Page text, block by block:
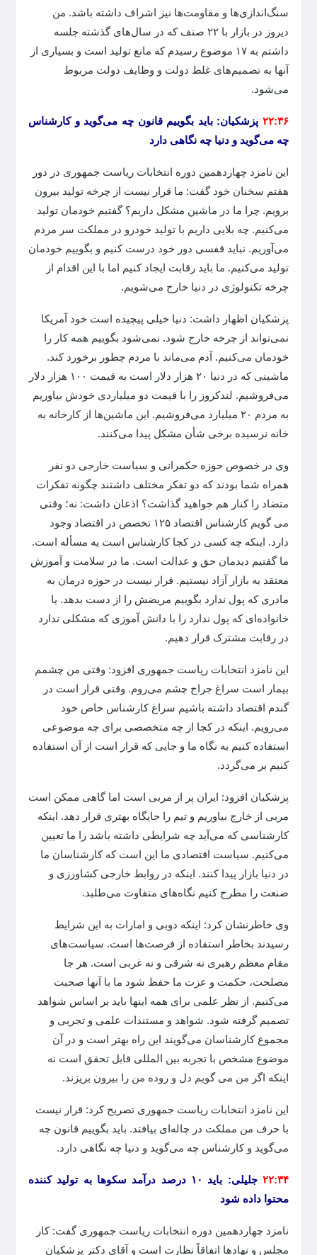
سنگ‌اندازی‌ها و مقاومت‌ها نیز اشراف داشته باشد. من
دیروز در بازار با ۲۲ صنف که در سال‌های گذشته جلسه
داشتم به ۱۷ موضوع رسیدم که مانع تولید است و بسیاری از
آنها به تصمیم‌های غلط دولت و وظایف دولت مربوط
می‌شود.
۲۲:۳۶ پزشکیان: باید بگوییم قانون چه می‌گوید و کارشناس
چه می‌گوید و دنیا چه نگاهی دارد
این نامزد چهاردهمین دوره انتخابات ریاست جمهوری در دور
هفتم سخنان خود گفت: ما قرار نیست از چرخه تولید بیرون
برویم. چرا ما در ماشین مشکل داریم؟ گفتیم خودمان تولید
می‌کنیم. چه بلایی داریم با تولید خودرو در مملکت سر مردم
می‌آوریم. نباید قفسی دور خود درست کنیم و بگوییم خودمان
تولید می‌کنیم. ما باید رقابت ایجاد کنیم اما با این اقدام از
چرخه تکنولوژی در دنیا خارج می‌شویم.
پزشکیان اظهار داشت: دنیا خیلی پیچیده است خود آمریکا
نمی‌تواند از چرخه خارج شود. نمی‌شود بگوییم همه کار را
خودمان می‌کنیم. آدم می‌ماند با مردم چطور برخورد کند.
ماشینی که در دنیا ۲۰ هزار دلار است به قیمت ۱۰۰ هزار دلار
می‌فروشیم. لندکروز را با قیمت دو میلیاردی خودش بیاوریم
به مردم ۲۰ میلیارد می‌فروشیم. این ماشین‌ها از کارخانه به
خانه نرسیده برخی شأن مشکل پیدا می‌کنند.
وی در خصوص حوزه حکمرانی و سیاست خارجی دو نفر
همراه شما بودند که دو تفکر مختلف داشتند چگونه تفکرات
متضاد را کنار هم خواهید گذاشت؟ اذعان داشت: نه؛ وقتی
می گویم کارشناس اقتصاد ۱۲۵ تخصص در اقتصاد وجود
دارد. اینکه چه کسی در کجا کارشناس است یه مسأله است.
ما گفتیم دیدمان حق و عدالت است. ما در سلامت و آموزش
معتقد به بازار آزاد نیستیم. قرار نیست در حوزه درمان به
مادری که پول ندارد بگوییم مریضش را از دست بدهد. یا
خانواده‌ای که پول ندارد را با دانش آموزی که مشکلی ندارد
در رقابت مشترک قرار دهیم.
این نامزد انتخابات ریاست جمهوری افزود: وقتی من چشمم
بیمار است سراغ جراح چشم می‌روم. وقتی قرار است در
گندم اقتصاد داشته باشیم سراغ کارشناس خاص خود
می‌رویم. اینکه در کجا از چه متخصصی برای چه موضوعی
استفاده کنیم به نگاه ما و جایی که قرار است از آن استفاده
کنیم بر می‌گردد.
پزشکیان افزود: ایران پر از مربی است اما گاهی ممکن است
مربی از خارج بیاوریم و تیم را جایگاه بهتری قرار دهد. اینکه
کارشناسی که می‌آید چه شرایطی داشته باشد را ما تعیین
می‌کنیم. سیاست اقتصادی ما این است که کارشناسان ما
در دنیا بازار پیدا کنند. اینکه در روابط خارجی کشاورزی و
صنعت را مطرح کنیم نگاه‌های متفاوت می‌طلبد.
وی خاطرنشان کرد: اینکه دوبی و امارات به این شرایط
رسیدند بخاطر استفاده از فرصت‌ها است. سیاست‌های
مقام معظم رهبری نه شرقی و نه غربی است. هر جا
مصلحت، حکمت و عزت ما حفظ شود ما با آنها صحبت
می‌کنیم. از نظر علمی برای همه اینها باید بر اساس شواهد
تصمیم گرفته شود. شواهد و مستندات علمی و تجربی و
مجموع کارشناسان می‌گویند این راه بهتر است و در آن
موضوع مشخص با تجربه بین المللی قابل تحقق است نه
اینکه اگر من می گویم دل و روده من را بیرون بریزند.‌
این نامزد انتخابات ریاست جمهوری تصریح کرد: قرار نیست
با حرف من مملکت در چاله‌ای بیافتد. باید بگوییم قانون چه
می‌گوید و کارشناس چه می‌گوید و دنیا چه نگاهی دارد.
۲۲:۳۴
جلیلی: باید ۱۰ درصد درآمد سکوها به تولید کننده
محتوا داده شود
نامزد چهاردهمین دوره انتخابات ریاست جمهوری گفت: کار
مجلس و نهادها اتفاقاً نظارت است و آقای دکتر پزشکیان